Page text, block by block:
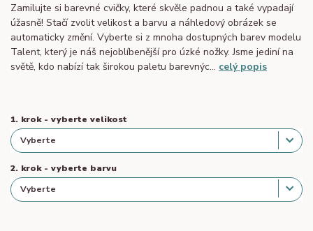
Zamilujte si barevné cvičky, které skvěle padnou a také vypadají
úžasně! Stačí zvolit velikost a barvu a náhledový obrázek se
automaticky změní. Vyberte si z mnoha dostupných barev modelu
Talent, který je náš nejoblíbenější pro úzké nožky. Jsme jediní na
světě, kdo nabízí tak širokou paletu barevnýc... celý popis
1. krok - vyberte velikost
2. krok - vyberte barvu